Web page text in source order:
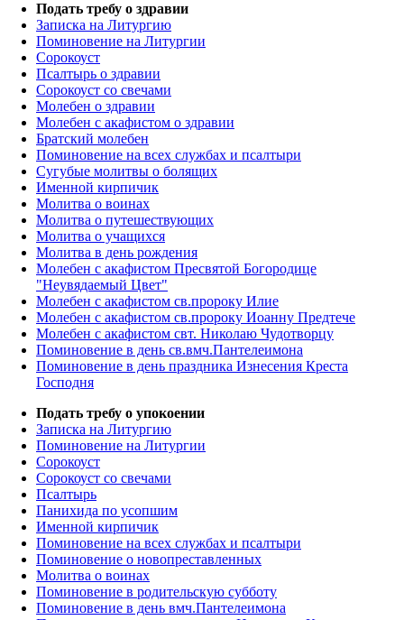
Подать требу о здравии
Записка на Литургию
Поминовение на Литургии
Сорокоуст
Псалтырь о здравии
Сорокоуст со свечами
Молебен о здравии
Молебен с акафистом о здравии
Братский молебен
Поминовение на всех службах и псалтыри
Сугубые молитвы о болящих
Именной кирпичик
Молитва о воинах
Молитва о путешествующих
Молитва о учащихся
Молитва в день рождения
Молебен с акафистом Пресвятой Богородице
"Неувядаемый Цвет"
Молебен с акафистом св.пророку Илие
Молебен с акафистом св.пророку Иоанну Предтече
Молебен с акафистом свт. Николаю Чудотворцу
Поминовение в день св.вмч.Пантелеимона
Поминовение в день праздника Изнесения Креста
Господня
Подать требу о упокоении
Записка на Литургию
Поминовение на Литургии
Сорокоуст
Сорокоуст со свечами
Псалтырь
Панихида по усопшим
Именной кирпичик
Поминовение на всех службах и псалтыри
Поминовение о новопреставленных
Молитва о воинах
Поминовение в родительскую субботу
Поминовение в день вмч.Пантелеимона